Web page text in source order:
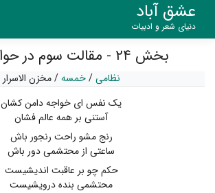
عشق آباد
دنیای شعر و ادبیات
بخش ۲۴ - مقالت سوم در حوادث عالم
نظامی/خمسه /مخزن الاسرار
یک نفس ای خواجه دامن کشان
آستنی بر همه عالم فشان
رنج مشو راحت رنجور باش
ساعتی از محتشمی دور باش
حکم چو بر عاقبت اندیشیست
محتشمی بنده درویشیست